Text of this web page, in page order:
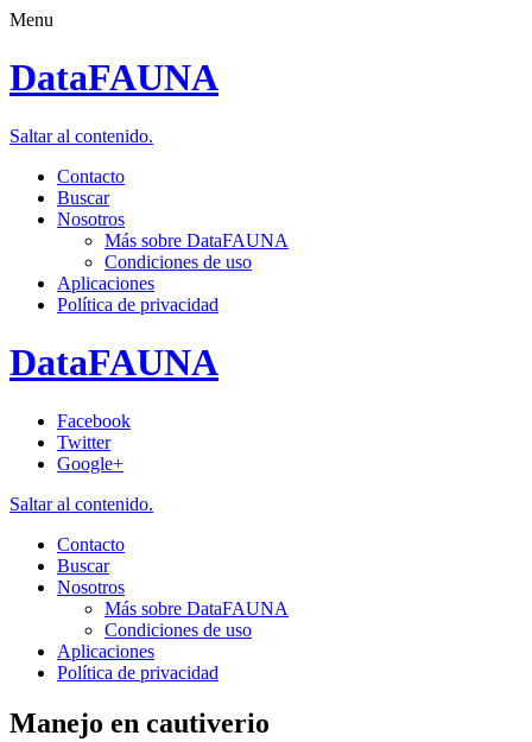
Menu
DataFAUNA
Saltar al contenido.
Contacto
Buscar
Nosotros
Más sobre DataFAUNA
Condiciones de uso
Aplicaciones
Política de privacidad
DataFAUNA
Facebook
Twitter
Google+
Saltar al contenido.
Contacto
Buscar
Nosotros
Más sobre DataFAUNA
Condiciones de uso
Aplicaciones
Política de privacidad
Manejo en cautiverio